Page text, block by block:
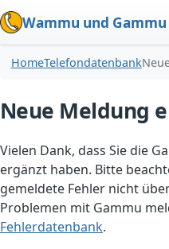
Wammu und Gammu
HomeTelefondatenbank
Neue Meldung
Vielen Dank, dass Sie die
ergänzt haben. Bitte
gemeldete Fehler nicht
Problemen mit Gammu
Fehlerdatenbank.